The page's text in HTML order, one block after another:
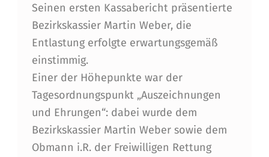
Seinen ersten Kassabericht präsentierte
Bezirkskassier Martin Weber, die
Entlastung erfolgte erwartungsgemäß
einstimmig.
Einer der Höhepunkte war der
Tagesordnungspunkt „Auszeichnungen
und Ehrungen“: dabei wurde dem
Bezirkskassier Martin Weber sowie dem
Obmann i.R. der Freiwilligen Rettung